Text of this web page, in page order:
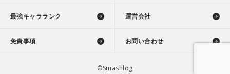
最強キャラランク 運営会社
免責事項 お問い合わせ
©Smashlog